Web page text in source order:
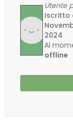
Utente
Iscritto
2024
Al
offline